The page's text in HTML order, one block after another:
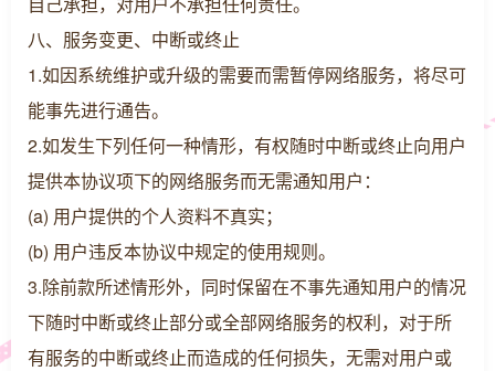
八、服务变更、中断或终止
1.如因系统维护或升级的需要而需暂停网络服务，将尽可
能事先进行通告。
2.如发生下列任何一种情形，有权随时中断或终止向用户
提供本协议项下的网络服务而无需通知用户：
(a) 用户提供的个人资料不真实；
(b) 用户违反本协议中规定的使用规则。
3.除前款所述情形外，同时保留在不事先通知用户的情况
下随时中断或终止部分或全部网络服务的权利，对于所
有服务的中断或终止而造成的任何损失，无需对用户或